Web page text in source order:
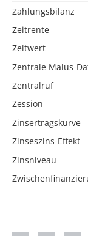
Zahlungsbilanz
Zeitrente
Zeitwert
Zentrale Malus-
Zentralruf
Zession
Zinsertragskurve
Zinseszins-Effekt
Zinsniveau